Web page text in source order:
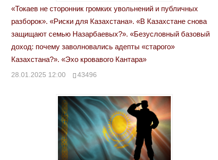
«Токаев не сторонник громких увольнений и публичных
разборок». «Риски для Казахстана». «В Казахстане снова
защищают семью Назарбаевых?». «Безусловный базовый
доход: почему заволновались адепты «старого»
Казахстана?». «Эхо кровавого Кантара»
28.01.2025 12:00 43496